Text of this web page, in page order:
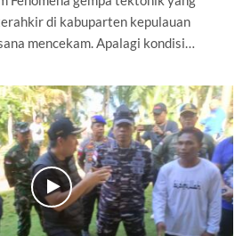
di kabuparten kepulauan
mencekam. Apalagi kondisi…